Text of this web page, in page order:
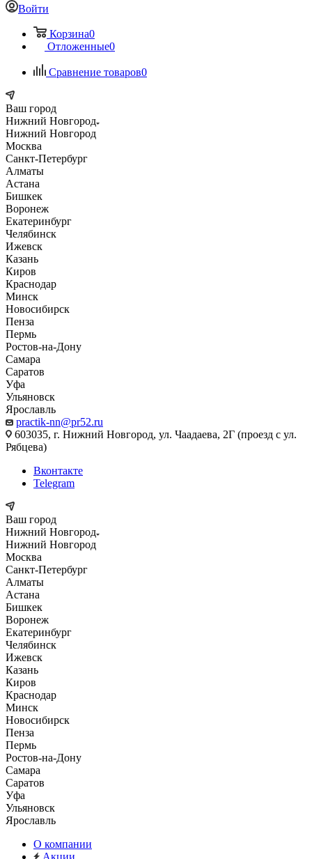
Войти
Корзина0
Отложенные0
Сравнение товаров0
Ваш город
Нижний Новгород
Нижний Новгород
Москва
Санкт-Петербург
Алматы
Астана
Бишкек
Воронеж
Екатеринбург
Челябинск
Ижевск
Казань
Киров
Краснодар
Минск
Новосибирск
Пенза
Пермь
Ростов-на-Дону
Самара
Саратов
Уфа
Ульяновск
Ярославль
practik-nn@pr52.ru
603035, г. Нижний Новгород, ул. Чаадаева, 2Г (проезд с ул.
Рябцева)
Вконтакте
Telegram
Ваш город
Нижний Новгород
Нижний Новгород
Москва
Санкт-Петербург
Алматы
Астана
Бишкек
Воронеж
Екатеринбург
Челябинск
Ижевск
Казань
Киров
Краснодар
Минск
Новосибирск
Пенза
Пермь
Ростов-на-Дону
Самара
Саратов
Уфа
Ульяновск
Ярославль
О компании
Акции